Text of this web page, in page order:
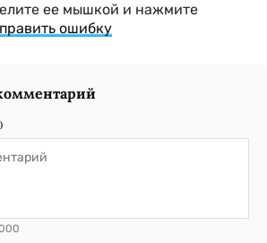
ее мышкой и нажмите
ошибку